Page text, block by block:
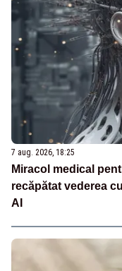
7 aug. 2026, 18:25
Miracol medical
recăpătat vederea
AI